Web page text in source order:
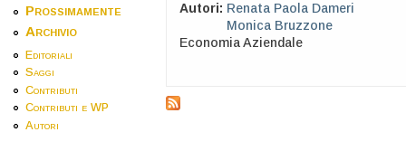
Prossimamente
Archivio
Editoriali
Saggi
Contributi
Contributi e WP
Autori
Autori: Renata Paola Dameri
Monica Bruzzone
Economia Aziendale